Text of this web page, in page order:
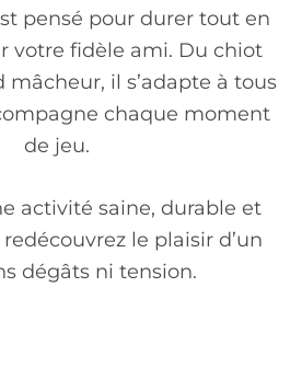
pensé pour durer tout en
votre fidèle ami. Du chiot
il s’adapte à tous
chaque moment
de jeu.
activité saine, durable et
le plaisir d’un
dégâts ni tension.